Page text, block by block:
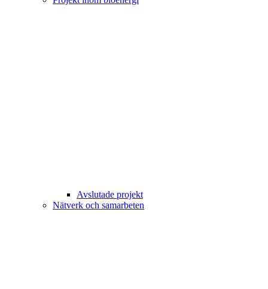
Avslutade projekt
Nätverk och samarbeten